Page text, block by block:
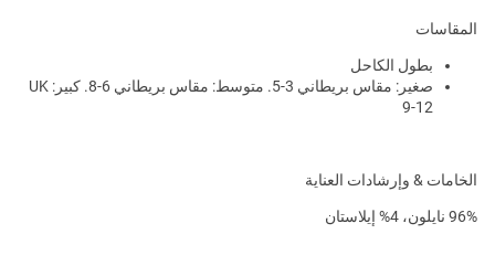
المقاسات
بطول الكاحل
صغير: مقاس بريطاني 3-5. متوسط: مقاس بريطاني 6-8. كبير: UK
9-12
الخامات & وإرشادات العناية
96% نايلون، 4% إيلاستان